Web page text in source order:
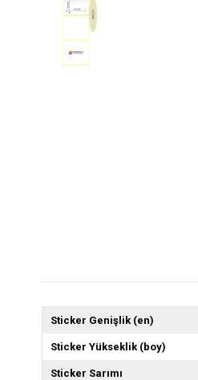
Sticker Genişlik (en)
Sticker Yükseklik (boy)
Sticker Sarımı